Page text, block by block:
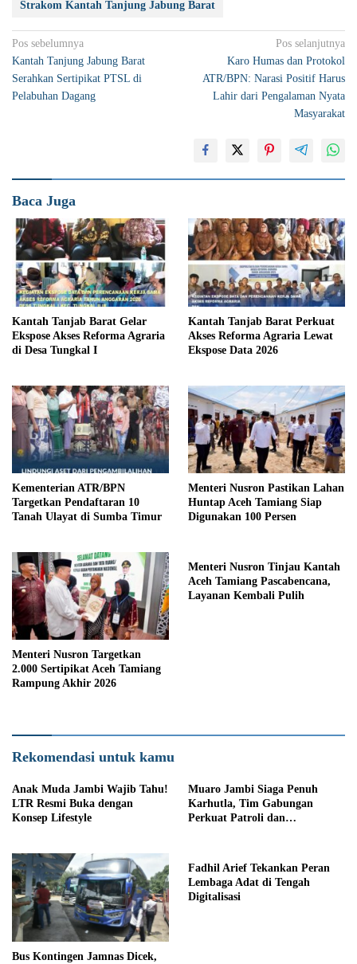
Strakom Kantah Tanjung Jabung Barat
Navigasi
pos
Pos sebelumnya
Kantah Tanjung Jabung Barat
Serahkan Sertipikat PTSL di
Pelabuhan Dagang
Pos selanjutnya
Karo Humas dan Protokol
ATR/BPN: Narasi Positif Harus
Lahir dari Pengalaman Nyata
Masyarakat
Baca Juga
Kantah Tanjab Barat Gelar
Ekspose Akses Reforma Agraria
di Desa Tungkal I
Kantah Tanjab Barat Perkuat
Akses Reforma Agraria Lewat
Ekspose Data 2026
Kementerian ATR/BPN
Targetkan Pendaftaran 10
Tanah Ulayat di Sumba Timur
Menteri Nusron Pastikan Lahan
Huntap Aceh Tamiang Siap
Digunakan 100 Persen
Menteri Nusron Targetkan
2.000 Sertipikat Aceh Tamiang
Rampung Akhir 2026
Menteri Nusron Tinjau Kantah
Aceh Tamiang Pascabencana,
Layanan Kembali Pulih
Rekomendasi untuk kamu
Anak Muda Jambi Wajib Tahu!
LTR Resmi Buka dengan
Konsep Lifestyle
Muaro Jambi Siaga Penuh
Karhutla, Tim Gabungan
Perkuat Patroli dan
Bus Kontingen Jamnas Dicek,
Fadhil Arief Tekankan Peran
Lembaga Adat di Tengah
Digitalisasi